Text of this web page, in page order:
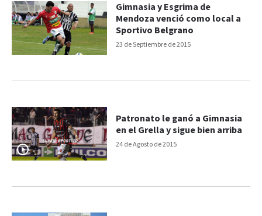
23 de Septiembre de 2015
Gimnasia y Esgrima de
Mendoza venció como local a
Sportivo Belgrano
24 de Agosto de 2015
Patronato le ganó a Gimnasia
en el Grella y sigue bien arriba